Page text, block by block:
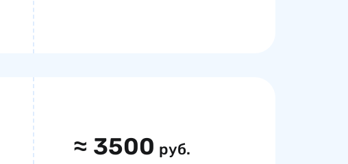
≈ 3500 руб.